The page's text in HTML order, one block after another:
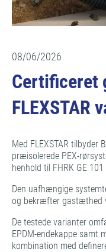
08/06/2026
Certificeret
FLEXSTAR
Med FLEXSTAR tilbyder
præisolerede PEX-
henhold til FHRK GE
Den uafhængige
og bekræfter gastæthed
De testede varianter
EPDM-endekappe samt
kombination med